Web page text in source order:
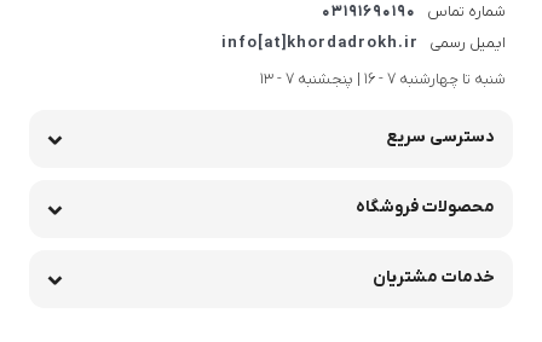
شماره تماس
03191690190
ایمیل رسمی
info[at]khordadrokh.ir
شنبه تا چهارشنبه 7 - 16 | پنجشنبه 7 - 13
دسترسی سریع
محصولات فروشگاه
خدمات مشتریان